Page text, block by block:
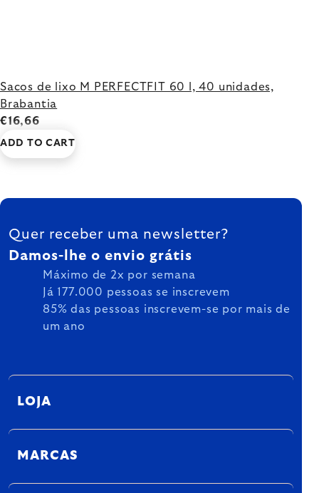
Sacos de lixo M PERFECTFIT 60 l, 40 unidades,
Brabantia
€16,66
ADD TO CART
FOOTER
Quer receber uma newsletter?
Damos-lhe o envio grátis
Máximo de 2x por semana
Já 177.000 pessoas se inscrevem
85% das pessoas inscrevem-se por mais de
um ano
LOJA
MARCAS